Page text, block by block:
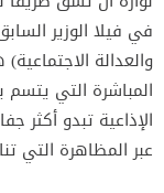
في فيلا الوزير
والعدالة
المباشرة التي
الإذاعية تبدو
عبر المظاهرة التي